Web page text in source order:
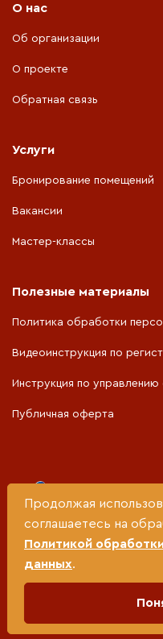
Продолжая
соглашаетесь на
Политикой
данных.
О нас
Об организации
О проекте
Обратная связь
Услуги
Бронирование помещений
Вакансии
Мастер-классы
Полезные материалы
Политика обработки
Видеоинструкция по
Инструкция по управлению
Публичная оферта
Министерства
области
© 2024 год «Социальный
использовании материалов